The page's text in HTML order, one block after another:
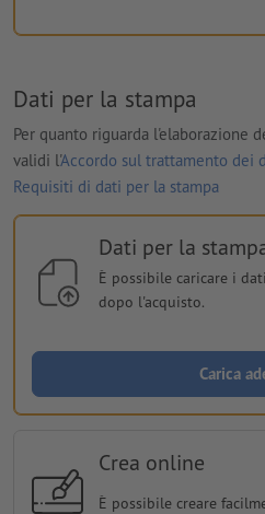
Dati per la stampa
Per quanto riguarda l'elaborazione
validi l'Accordo sul trattamento dei
Requisiti di dati per la stampa
Dati per la
È possibile caricare i
dopo l'acquisto.
Carica
Crea online
È possibile creare